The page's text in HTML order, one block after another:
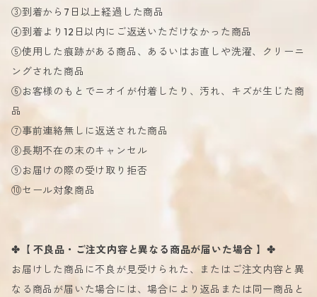
③到着から7日以上経過した商品
④到着より12日以内にご返送いただけなかった商品
⑤使用した痕跡がある商品、あるいはお直しや洗濯、クリーニ
ングされた商品
⑥お客様のもとでニオイが付着したり、汚れ、キズが生じた商
品
⑦事前連絡無しに返送された商品
⑧長期不在の末のキャンセル
⑨お届けの際の受け取り拒否
⑩セール対象商品
✤【 不良品・ご注文内容と異なる商品が届いた場合 】✤
お届けした商品に不良が見受けられた、またはご注文内容と異
なる商品が届いた場合には、場合により返品または同一商品と